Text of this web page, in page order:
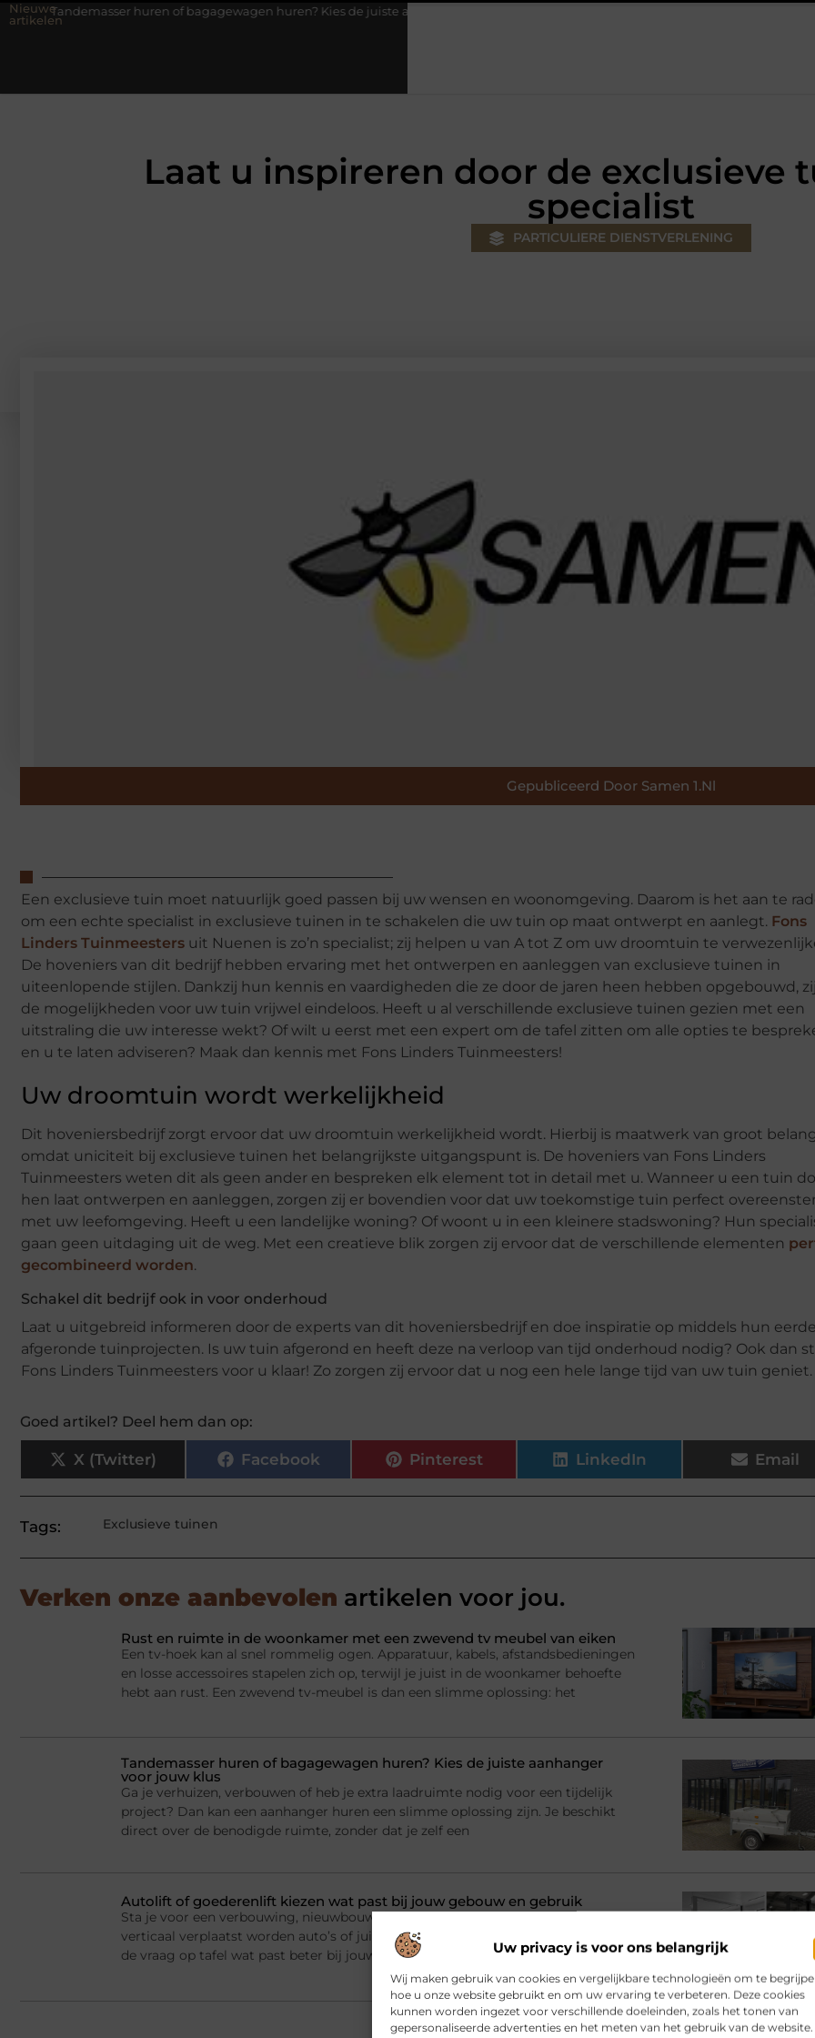
Uw privacy is voor ons belangrijk
Wij maken gebruik van cookies en vergelijkbare technologieën om te
hoe u onze website gebruikt en om uw ervaring te verbeteren. Deze cookies
kunnen worden ingezet voor verschillende doeleinden, zoals het tonen van
gepersonaliseerde advertenties en het meten van het gebruik van de website.
Nieuwe
artikelen
huren of bagagewagen huren? Kies de juiste aanhanger voor jouw klus
Laat u inspireren door de exclusieve
specialist
PARTICULIERE DIENSTVERLENING
Gepubliceerd Door Samen 1.nl
Een exclusieve tuin moet natuurlijk goed passen bij uw wensen en woonomgeving. Daarom is het aan te
om een echte specialist in exclusieve tuinen in te schakelen die uw tuin op maat ontwerpt en aanlegt. Fons
Linders Tuinmeesters uit Nuenen is zo’n specialist; zij helpen u van A tot Z om uw droomtuin te
De hoveniers van dit bedrijf hebben ervaring met het ontwerpen en aanleggen van exclusieve tuinen in
uiteenlopende stijlen. Dankzij hun kennis en vaardigheden die ze door de jaren heen hebben opgebouwd,
de mogelijkheden voor uw tuin vrijwel eindeloos. Heeft u al verschillende exclusieve tuinen gezien met een
uitstraling die uw interesse wekt? Of wilt u eerst met een expert om de tafel zitten om alle opties te
en u te laten adviseren? Maak dan kennis met Fons Linders Tuinmeesters!
Uw droomtuin wordt werkelijkheid
Dit hoveniersbedrijf zorgt ervoor dat uw droomtuin werkelijkheid wordt. Hierbij is maatwerk van groot
omdat uniciteit bij exclusieve tuinen het belangrijkste uitgangspunt is. De hoveniers van Fons Linders
Tuinmeesters weten dit als geen ander en bespreken elk element tot in detail met u. Wanneer u een tuin
hen laat ontwerpen en aanleggen, zorgen zij er bovendien voor dat uw toekomstige tuin perfect
met uw leefomgeving. Heeft u een landelijke woning? Of woont u in een kleinere stadswoning? Hun
gaan geen uitdaging uit de weg. Met een creatieve blik zorgen zij ervoor dat de verschillende elementen
gecombineerd worden.
Schakel dit bedrijf ook in voor onderhoud
Laat u uitgebreid informeren door de experts van dit hoveniersbedrijf en doe inspiratie op middels hun
afgeronde tuinprojecten. Is uw tuin afgerond en heeft deze na verloop van tijd onderhoud nodig? Ook dan
Fons Linders Tuinmeesters voor u klaar! Zo zorgen zij ervoor dat u nog een hele lange tijd van uw tuin geniet.
Goed artikel? Deel hem dan op:
X (Twitter) Facebook Pinterest LinkedIn Email
Tags: Exclusieve tuinen
Verken onze aanbevolen artikelen voor jou.
Rust en ruimte in de woonkamer met een zwevend tv meubel van eiken
Een tv-hoek kan al snel rommelig ogen. Apparatuur, kabels, afstandsbedieningen
en losse accessoires stapelen zich op, terwijl je juist in de woonkamer behoefte
hebt aan rust. Een zwevend tv-meubel is dan een slimme oplossing: het
Tandemasser huren of bagagewagen huren? Kies de juiste aanhanger
voor jouw klus
Ga je verhuizen, verbouwen of heb je extra laadruimte nodig voor een tijdelijk
project? Dan kan een aanhanger huren een slimme oplossing zijn. Je beschikt
direct over de benodigde ruimte, zonder dat je zelf een
Autolift of goederenlift kiezen wat past bij jouw gebouw en gebruik
Sta je voor een verbouwing, nieuwbouw of herinrichting en moet er iets
verticaal verplaatst worden auto’s of juist vracht en materialen Dan komt al snel
de vraag op tafel wat past beter bij jouw situatie